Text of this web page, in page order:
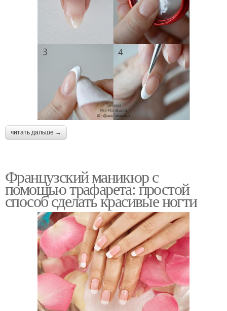
читать дальше →
Французский маникюр с
помощью трафарета: простой
способ сделать красивые ногти